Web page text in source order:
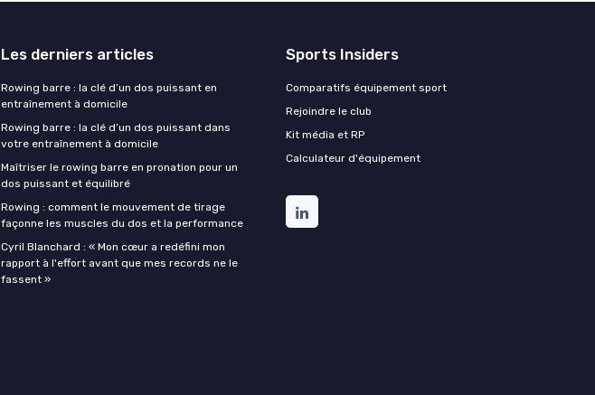
Les derniers articles
Rowing barre : la clé d’un dos puissant en
entraînement à domicile
Rowing barre : la clé d’un dos puissant dans
votre entraînement à domicile
Maîtriser le rowing barre en pronation pour un
dos puissant et équilibré
Rowing : comment le mouvement de tirage
façonne les muscles du dos et la performance
Cyril Blanchard : « Mon cœur a redéfini mon
rapport à l'effort avant que mes records ne le
fassent »
Sports Insiders
Comparatifs équipement sport
Rejoindre le club
Kit média et RP
Calculateur d'équipement